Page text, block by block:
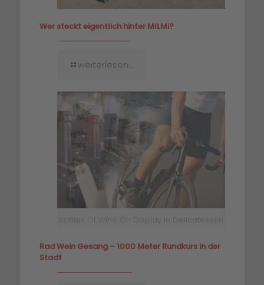
Wer steckt eigentlich hinter MILMi?
weiterlesen...
Bottles Of Wine On Display In Delicatessen
Rad Wein Gesang – 1000 Meter Rundkurs in der
Stadt